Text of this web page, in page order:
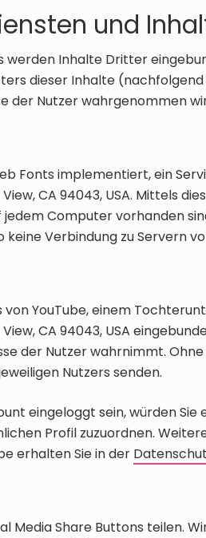
und
Inhalte Dritter
dieser Inhalte
der Nutzer wahrgenommen
Fonts implementiert, ein
CA 94043, USA. Mittels
Computer vorhanden
keine Verbindung zu Servern
YouTube, einem
CA 94043, USA
der Nutzer wahrnimmt.
Nutzers senden.
eingeloggt sein, würden Sie
Profil zuzuordnen.
erhalten Sie in der
Media Share Buttons teilen.